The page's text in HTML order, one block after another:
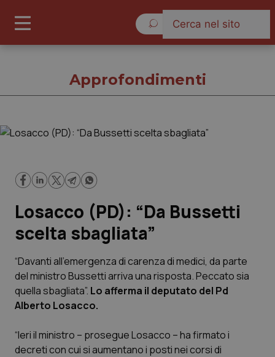
Cronache
Governo e Parlamento
Regioni e Asl
Lavoro e Professioni
Scienza e Farmaci
Studi e Analisi
Approfondimenti
Losacco (PD): “Da Bussetti
scelta sbagliata”
“Davanti all’emergenza di carenza di medici, da parte
del ministro Bussetti arriva una risposta. Peccato sia
quella sbagliata”. Lo afferma il deputato del Pd
Alberto Losacco.
“Ieri il ministro – prosegue Losacco – ha firmato i
decreti con cui si aumentano i posti nei corsi di